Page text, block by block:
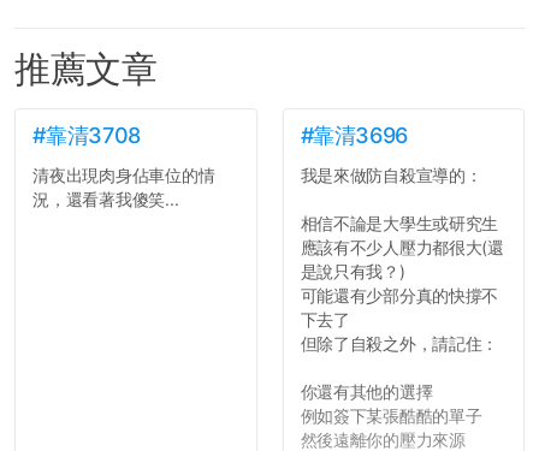
推薦文章
#靠清3708
清夜出現肉身佔車位的情
況，還看著我傻笑...
#靠清3696
我是來做防自殺宣導的：
相信不論是大學生或研究生
應該有不少人壓力都很大(還
是說只有我？)
可能還有少部分真的快撐不
下去了
但除了自殺之外，請記住：
你還有其他的選擇
例如簽下某張酷酷的單子
然後遠離你的壓力來源